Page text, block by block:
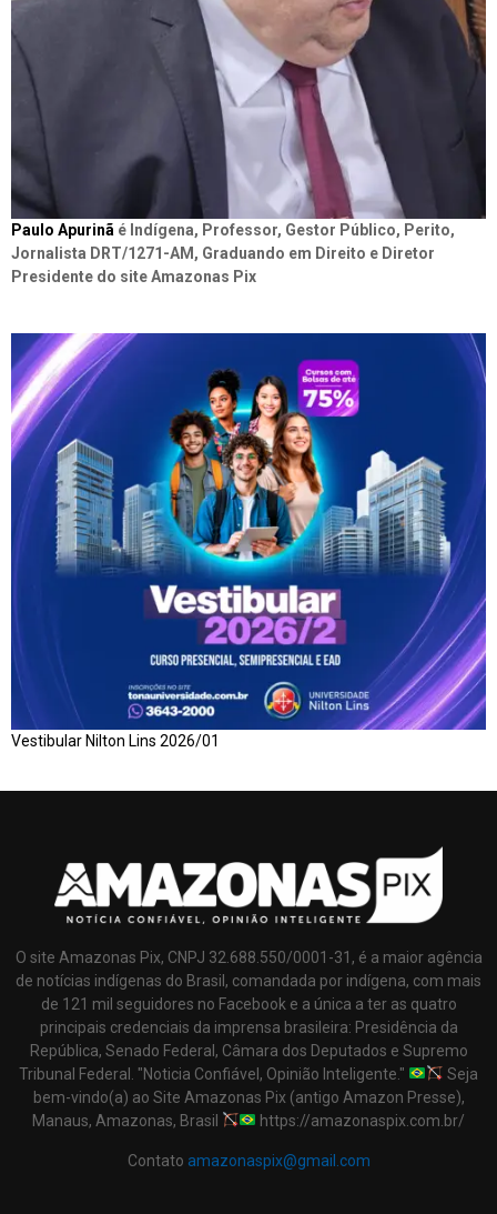
Paulo Apurinã é Indígena, Professor, Gestor Público, Perito,
Jornalista DRT/1271-AM, Graduando em Direito e Diretor
Presidente do site Amazonas Pix
Vestibular Nilton Lins 2026/01
O site Amazonas Pix, CNPJ 32.688.550/0001-31, é a maior agência
de notícias indígenas do Brasil, comandada por indígena, com mais
de 121 mil seguidores no Facebook e a única a ter as quatro
principais credenciais da imprensa brasileira: Presidência da
República, Senado Federal, Câmara dos Deputados e Supremo
Tribunal Federal. "Noticia Confiável, Opinião Inteligente."
Seja
bem-vindo(a) ao Site Amazonas Pix (antigo Amazon Presse),
Manaus, Amazonas, Brasil
https://amazonaspix.com.br/
Contato amazonaspix@gmail.com